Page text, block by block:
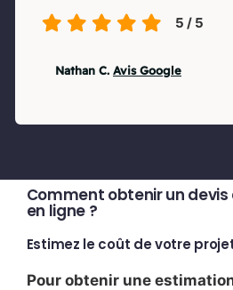
5 / 5
Nathan C. Avis Google
Comment obtenir un
en ligne ?
Estimez le coût de votre
Pour obtenir une